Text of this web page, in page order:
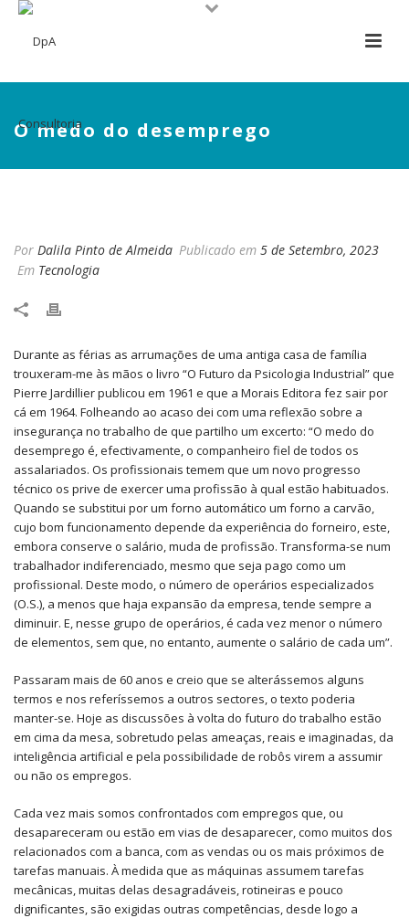
O medo do desemprego
Por Dalila Pinto de Almeida Publicado em 5 de Setembro, 2023
Em Tecnologia
Durante as férias as arrumações de uma antiga casa de família
trouxeram-me às mãos o livro “O Futuro da Psicologia Industrial” que
Pierre Jardillier publicou em 1961 e que a Morais Editora fez sair por
cá em 1964. Folheando ao acaso dei com uma reflexão sobre a
insegurança no trabalho de que partilho um excerto: “O medo do
desemprego é, efectivamente, o companheiro fiel de todos os
assalariados. Os profissionais temem que um novo progresso
técnico os prive de exercer uma profissão à qual estão habituados.
Quando se substitui por um forno automático um forno a carvão,
cujo bom funcionamento depende da experiência do forneiro, este,
embora conserve o salário, muda de profissão. Transforma-se num
trabalhador indiferenciado, mesmo que seja pago como um
profissional. Deste modo, o número de operários especializados
(O.S.), a menos que haja expansão da empresa, tende sempre a
diminuir. E, nesse grupo de operários, é cada vez menor o número
de elementos, sem que, no entanto, aumente o salário de cada um”.
Passaram mais de 60 anos e creio que se alterássemos alguns
termos e nos referíssemos a outros sectores, o texto poderia
manter-se. Hoje as discussões à volta do futuro do trabalho estão
em cima da mesa, sobretudo pelas ameaças, reais e imaginadas, da
inteligência artificial e pela possibilidade de robôs virem a assumir
ou não os empregos.
Cada vez mais somos confrontados com empregos que, ou
desapareceram ou estão em vias de desaparecer, como muitos dos
relacionados com a banca, com as vendas ou os mais próximos de
tarefas manuais. À medida que as máquinas assumem tarefas
mecânicas, muitas delas desagradáveis, rotineiras e pouco
dignificantes, são exigidas outras competências, desde logo a